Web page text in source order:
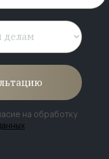
на обработку